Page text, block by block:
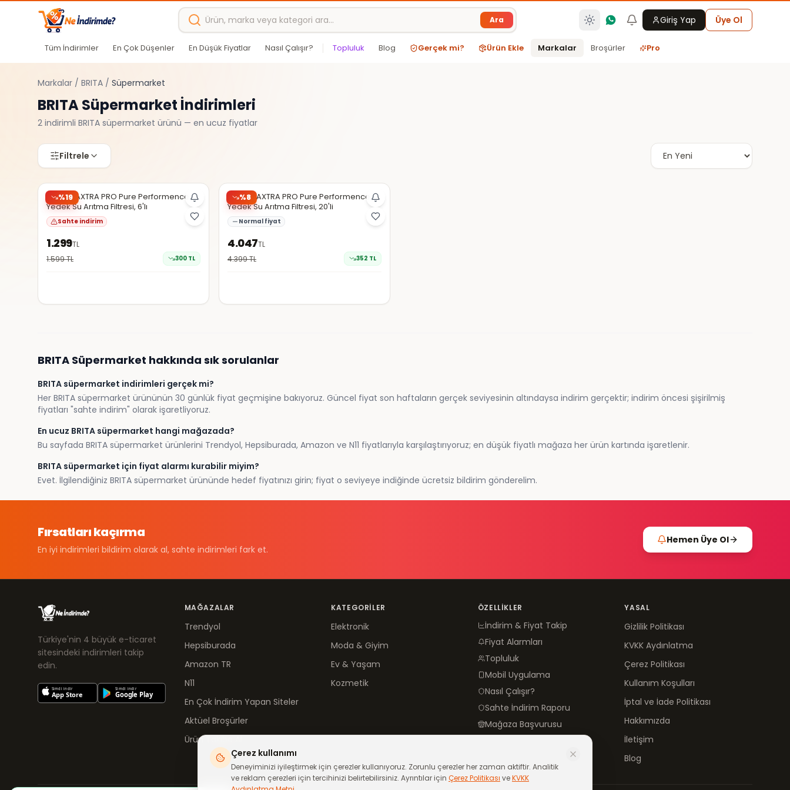
Ana içeriğe atla
Ara Giriş Yap Üye Ol
Tüm İndirimler En Çok Düşenler En Düşük Fiyatlar Nasıl Çalışır? Topluluk Blog Gerçek mi? Ürün Ekle Markalar Broşürler Pro
Markalar / BRITA / Süpermarket
BRITASüpermarket İndirimleri
2 indirimli BRITA süpermarket ürünü — en ucuz fiyatlar
Filtrele
%19
EN DÜŞÜK
BRITA MAXTRA PRO Pure Performence
Yedek Su Arıtma Filtresi, 6'lı
Sahte indirim
1.299TL
1.599TL 300 TL
%8
BRITA MAXTRA PRO Pure Performence
Yedek Su Arıtma Filtresi, 20'li
Normal fiyat
4.047TL
4.399TL 352 TL
BRITA Süpermarket hakkında sık sorulanlar
BRITA süpermarket indirimleri gerçek mi?
Her BRITA süpermarket ürününün 30 günlük fiyat geçmişine bakıyoruz. Güncel fiyat son haftaların gerçek seviyesinin altındaysa indirim gerçektir; indirim öncesi şişirilmiş
fiyatları "sahte indirim" olarak işaretliyoruz.
En ucuz BRITA süpermarket hangi mağazada?
Bu sayfada BRITA süpermarket ürünlerini Trendyol, Hepsiburada, Amazon ve N11 fiyatlarıyla karşılaştırıyoruz; en düşük fiyatlı mağaza her ürün kartında işaretlenir.
BRITA süpermarket için fiyat alarmı kurabilir miyim?
Evet. İlgilendiğiniz BRITA süpermarket ürününde hedef fiyatınızı girin; fiyat o seviyeye indiğinde ücretsiz bildirim gönderelim.
Fırsatları kaçırma
En iyi indirimleri bildirim olarak al, sahte indirimleri fark et.
Hemen Üye Ol
Türkiye'nin 4 büyük e-ticaret
sitesindeki indirimleri takip
edin.
MAĞAZALAR
Trendyol
Hepsiburada
Amazon TR
N11
En Çok İndirim Yapan Siteler
Aktüel Broşürler
Ürün Takibe Al
KATEGORILER
Elektronik
Moda & Giyim
Ev & Yaşam
Kozmetik
ÖZELLIKLER
İndirim & Fiyat Takip
Fiyat Alarmları
Topluluk
Mobil Uygulama
Nasıl Çalışır?
Sahte İndirim Raporu
Mağaza Başvurusu
YASAL
Gizlilik Politikası
KVKK Aydınlatma
Çerez Politikası
Kullanım Koşulları
İptal ve İade Politikası
Hakkımızda
İletişim
Blog
Çerez kullanımı
Deneyiminizi iyileştirmek için çerezler kullanıyoruz. Zorunlu çerezler her zaman aktiftir. Analitik
ve reklam çerezleri için tercihinizi belirtebilirsiniz. Ayrıntılar için Çerez Politikası veKVKK